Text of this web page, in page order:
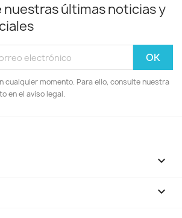
nuestras últimas noticias y
cualquier momento. Para ello, consulte nuestra
en el aviso legal.

